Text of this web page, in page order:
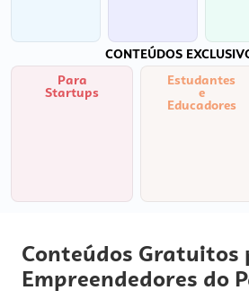
CONTEÚDOS
Para
Startups
Estudantes
e
Educadores
Conteúdos Gratuitos
Empreendedores do